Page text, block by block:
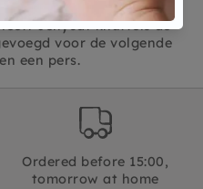
Jellycat knuffels de
voor de volgende
een pers.
Ordered before 15:00,
tomorrow at home